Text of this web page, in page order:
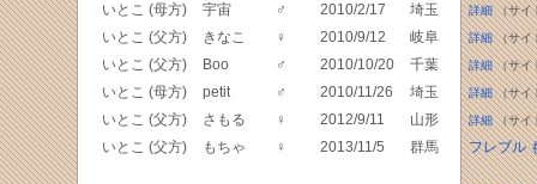
いとこ (母方) 宇宙 ♂ 2010/2/17 埼玉 詳細（サイ
いとこ (父方) きなこ ♀ 2010/9/12 岐阜 詳細（サイ
いとこ (父方) Boo ♂ 2010/10/20 千葉 詳細（サイ
いとこ (母方) petit ♂ 2010/11/26 埼玉 詳細（サイ
いとこ (父方) さもる ♀ 2012/9/11 山形 詳細（サイ
いとこ (父方) もちゃ ♀ 2013/11/5 群馬 フレブル